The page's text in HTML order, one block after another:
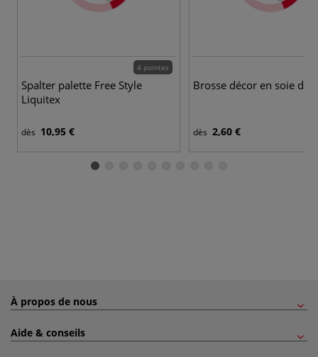
4 pointes
Spalter palette Free Style
Liquitex
dès 10,95 €
Brosse décor en soie de
dès 2,60 €
À propos de nous
Aide & conseils